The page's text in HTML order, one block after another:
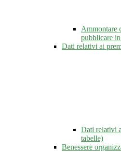
Ammontare
pubblicare
Dati relativi ai
Dati relativi
tabelle)
Benessere